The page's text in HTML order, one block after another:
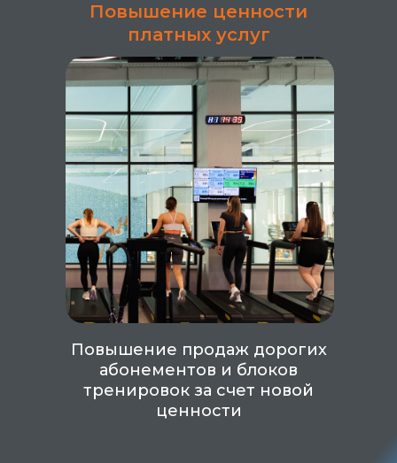
Повышение ценности
платных услуг
Повышение продаж дорогих
абонементов и блоков
тренировок за счет новой
ценности